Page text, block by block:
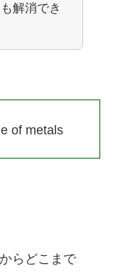
解消でき
of metals
らどこまで